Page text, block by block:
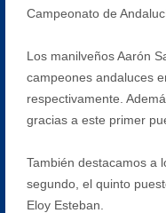
Campeonato de
Los manilveños Aarón
campeones andaluces
respectivamente.
gracias a este primer
También destacamos a
segundo, el quinto
Eloy Esteban.